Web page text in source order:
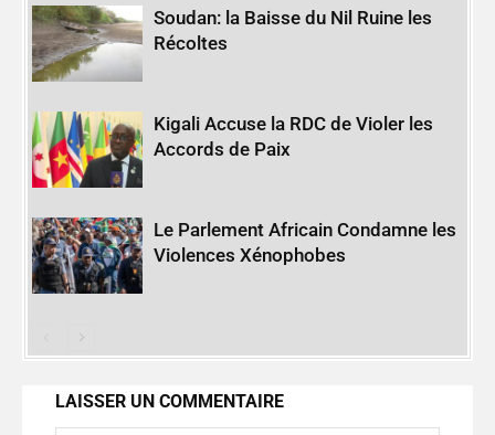
Soudan: la Baisse du Nil Ruine les
Récoltes
Kigali Accuse la RDC de Violer les
Accords de Paix
Le Parlement Africain Condamne les
Violences Xénophobes
LAISSER UN COMMENTAIRE